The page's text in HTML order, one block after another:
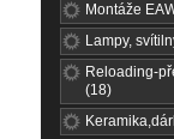
Montáže
Lampy,
Reloading-
(18)